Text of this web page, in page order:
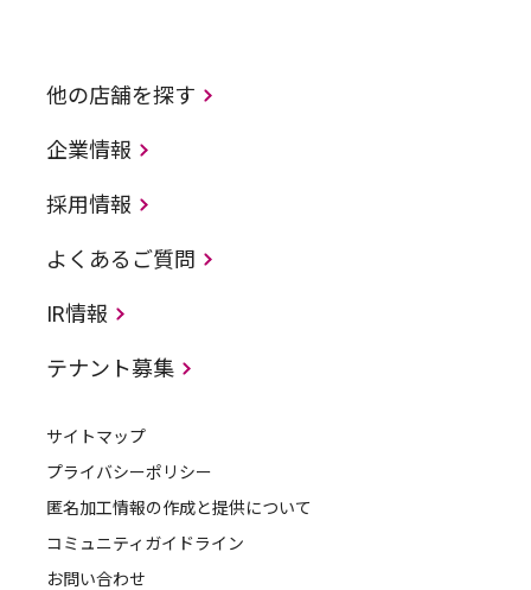
他の店舗を探す
企業情報
採用情報
よくあるご質問
IR情報
テナント募集
サイトマップ
プライバシーポリシー
匿名加工情報の作成と提供について
コミュニティガイドライン
お問い合わせ